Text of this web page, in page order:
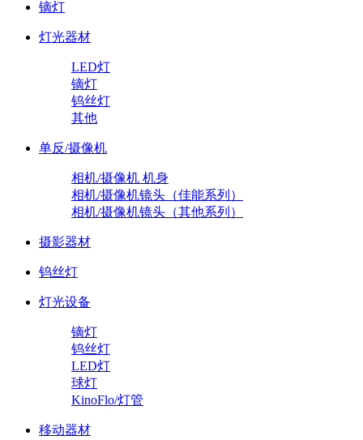
镝灯
灯光器材
LED灯
镝灯
钨丝灯
其他
单反/摄像机
相机/摄像机 机身
相机/摄像机镜头（佳能系列）
相机/摄像机镜头（其他系列）
摄影器材
钨丝灯
灯光设备
镝灯
钨丝灯
LED灯
球灯
KinoFlo/灯管
移动器材